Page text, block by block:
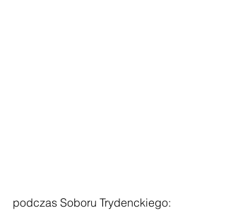
podczas Soboru Trydenckiego: